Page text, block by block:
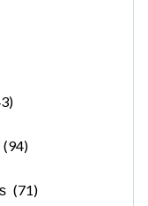
(94)
(71)